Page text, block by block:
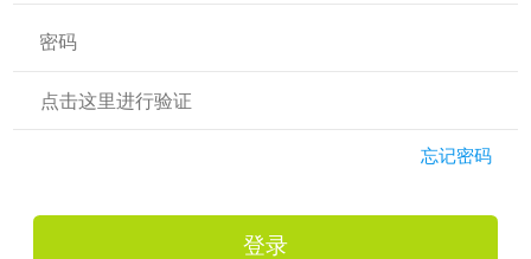
点击这里进行验证
忘记密码
登录